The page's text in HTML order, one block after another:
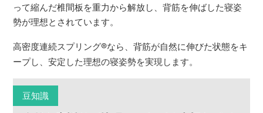
って縮んだ椎間板を重力から解放し、背筋を伸ばした寝姿
勢が理想とされています。
高密度連続スプリング®なら、背筋が自然に伸びた状態をキ
ープし、安定した理想の寝姿勢を実現します。
豆知識